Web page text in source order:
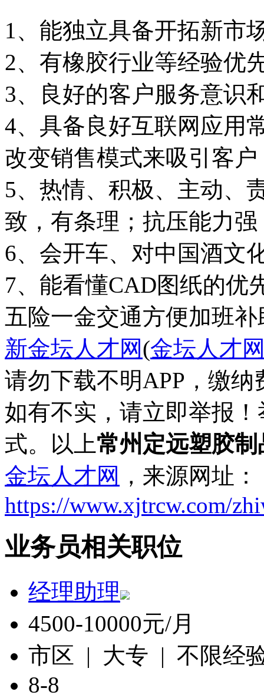
1、能独立具备开拓新市
2、有橡胶行业等经验优
3、良好的客户服务意识
4、具备良好互联网应用
改变销售模式来吸引客户
5、热情、积极、主动、
致，有条理；抗压能力
6、会开车、对中国酒文
7、能看懂CAD图纸的优
五险一金交通方便加班补
新金坛人才网(金坛人才
请勿下载不明APP，缴
如有不实，请立即举报
式。以上常州定远塑胶
金坛人才网 ，来源网址：
https://www.xjtrcw.com/
业务员相关职位
经理助理
4500-10000元/月
市区 | 大专 | 不限经
8-8